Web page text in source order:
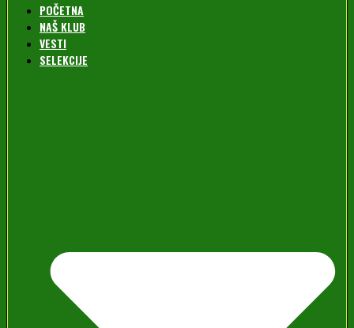
POČETNA
NAŠ KLUB
VESTI
SELEKCIJE